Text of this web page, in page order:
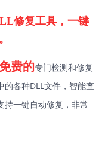
修复工具，一键
费的专门检测和修复
的各种DLL文件，智能查
持一键自动修复，非常